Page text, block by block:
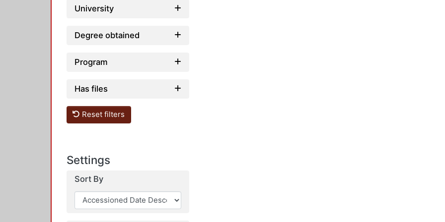
University
Degree obtained
Program
Has files
Reset filters
Settings
Sort By